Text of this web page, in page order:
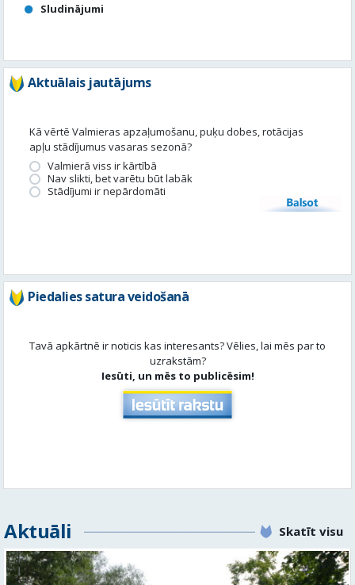
Sludinājumi
Aktuālais jautājums
Kā vērtē Valmieras apzaļumošanu, puķu dobes, rotācijas
apļu stādījumus vasaras sezonā?
Valmierā viss ir kārtībā
Nav slikti, bet varētu būt labāk
Stādījumi ir nepārdomāti
Balsot
Piedalies satura veidošanā
Tavā apkārtnē ir noticis kas interesants? Vēlies, lai mēs par to
uzrakstām?
Iesūti, un mēs to publicēsim!
Aktuāli Skatīt visu